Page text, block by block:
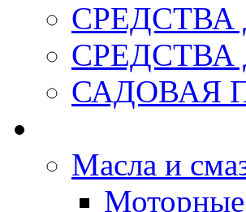
СРЕДСТВА
САДОВАЯ
Масла и
Моторные